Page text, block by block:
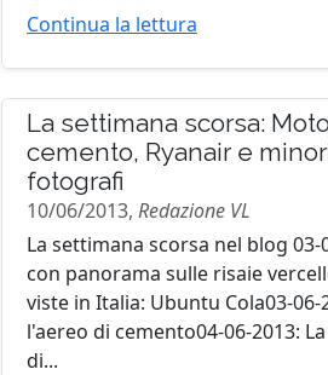
Continua la lettura
La settimana scorsa:
cemento, Ryanair e
fotografi
10/06/2013, Redazione VL
La settimana scorsa nel blog 03-
con panorama sulle risaie
viste in Italia: Ubuntu Cola03-06-
l'aereo di cemento04-06-2013:
di...